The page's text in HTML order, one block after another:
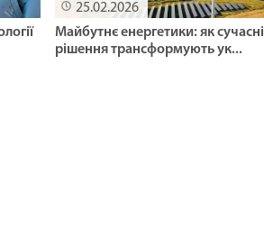
25.02.2026
Майбутнє енергетики: як сучасні
рішення трансформують ук...